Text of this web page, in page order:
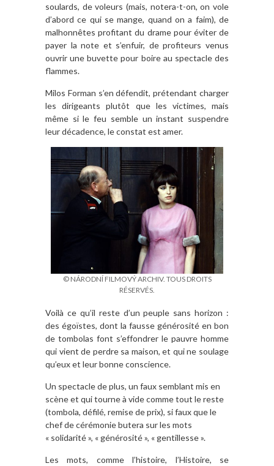
soulards, de voleurs (mais, notera-t-on, on vole
d’abord ce qui se mange, quand on a faim), de
malhonnêtes profitant du drame pour éviter de
payer la note et s’enfuir, de profiteurs venus
ouvrir une buvette pour boire au spectacle des
flammes.
Milos Forman s’en défendit, prétendant charger
les dirigeants plutôt que les victimes, mais
même si le feu semble un instant suspendre
leur décadence, le constat est amer.
© NÁRODNÍ FILMOVÝ ARCHIV. TOUS DROITS
RÉSERVÉS.
Voilà ce qu’il reste d’un peuple sans horizon :
des égoïstes, dont la fausse générosité en bon
de tombolas font s’effondrer le pauvre homme
qui vient de perdre sa maison, et qui ne soulage
qu’eux et leur bonne conscience.
Un spectacle de plus, un faux semblant mis en
scène et qui tourne à vide comme tout le reste
(tombola, défilé, remise de prix), si faux que le
chef de cérémonie butera sur les mots
« solidarité », « générosité », « gentillesse ».
Les mots, comme l’histoire, l’Histoire, se